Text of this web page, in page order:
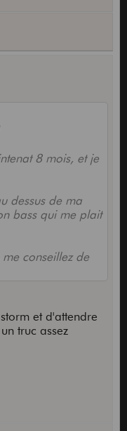
8 mois, et je
dessus de ma
bass qui me plait
conseillez de
et d'attendre
truc assez